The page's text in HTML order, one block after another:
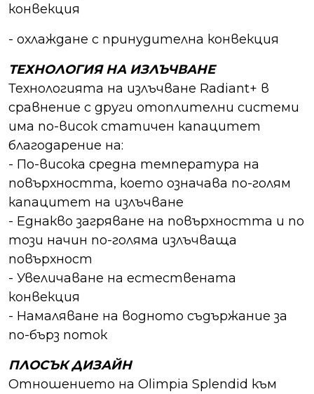
конвекция
- охлаждане с принудителна конвекция
ТЕХНОЛОГИЯ НА ИЗЛЪЧВАНЕ
Технологията на излъчване Radiant+ в
сравнение с други отоплителни системи
има по-висок статичен капацитет
благодарение на:
- По-висока средна температура на
повърхността, което означава по-голям
капацитет на излъчване
- Еднакво загряване на повърхността и по
този начин по-голяма излъчваща
повърхност
- Увеличаване на естествената
конвекция
- Намаляване на водното съдържание за
по-бърз поток
ПЛОСЪК ДИЗАЙН
Отношението на Olimpia Splendid към